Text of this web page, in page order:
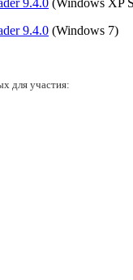
9.4.0 (Windows XP
9.4.0 (Windows 7)
для участия: